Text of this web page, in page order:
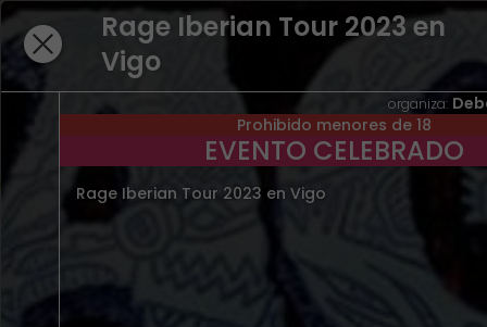
Rage Iberian Tour 2023 en
Vigo
organiza:
Prohibido menores de 18
EVENTO CELEBRADO
Rage Iberian Tour 2023 en Vigo
NO HAY RESULTADOS PARA
EN EVENTOS PRESENCIALES
BUSCAR EN EVENTOS EN STREAMING